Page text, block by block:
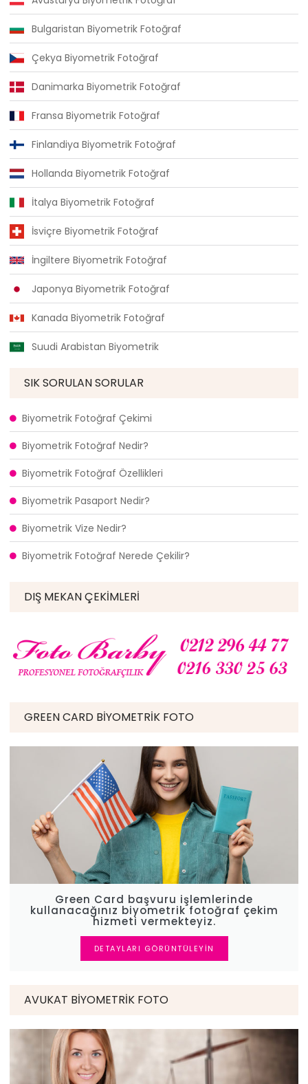
Bulgaristan Biyometrik Fotoğraf
Çekya Biyometrik Fotoğraf
Danimarka Biyometrik Fotoğraf
Fransa Biyometrik Fotoğraf
Finlandiya Biyometrik Fotoğraf
Hollanda Biyometrik Fotoğraf
İtalya Biyometrik Fotoğraf
İsviçre Biyometrik Fotoğraf
İngiltere Biyometrik Fotoğraf
Japonya Biyometrik Fotoğraf
Kanada Biyometrik Fotoğraf
Suudi Arabistan Biyometrik
SIK SORULAN SORULAR
Biyometrik Fotoğraf Çekimi
Biyometrik Fotoğraf Nedir?
Biyometrik Fotoğraf Özellikleri
Biyometrik Pasaport Nedir?
Biyometrik Vize Nedir?
Biyometrik Fotoğraf Nerede Çekilir?
DIŞ MEKAN ÇEKIMLERI
GREEN CARD BIYOMETRIK FOTO
Green Card başvuru işlemlerinde
kullanacağınız biyometrik fotoğraf çekim
hizmeti vermekteyiz.
DETAYLARI GÖRÜNTÜLEYIN
AVUKAT BIYOMETRIK FOTO